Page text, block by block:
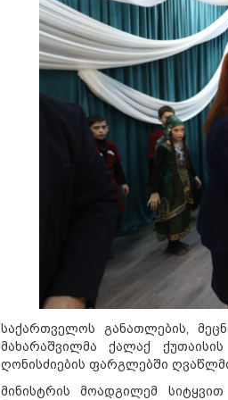
საქართველოს განათლების,
მახარაშვილმა ქალაქ
ღონისძიების ფარგლებში
მინისტრის მოადგილემ